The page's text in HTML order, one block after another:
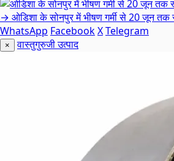
→ ओडिशा के सोनपुर में भीषण गर्मी से 20 जून
WhatsApp FacebookXTelegram
× वास्तुगुरुजी उत्पाद